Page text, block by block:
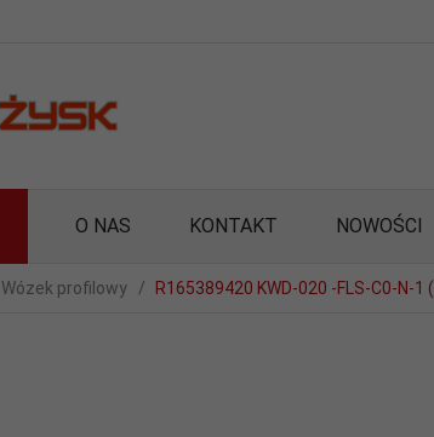
O NAS KONTAKT NOWOŚCI
Wózek profilowy R165389420 KWD-020 -FLS-C0-N-1 (